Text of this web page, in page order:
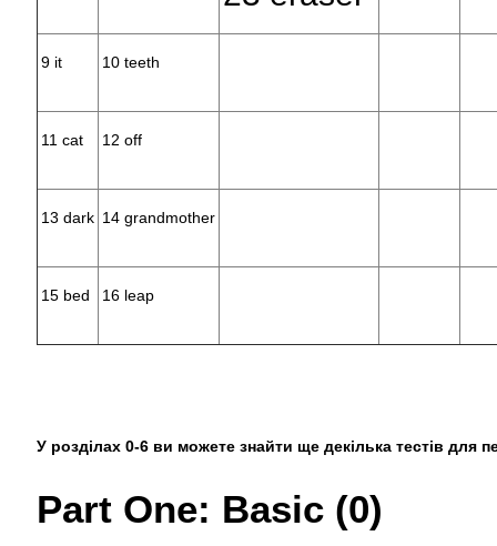
9 it 10 teeth
11 cat 12 off
13 dark 14 grandmother
15 bed 16 leap
У розділах 0-6 ви можете знайти ще декілька тестів для
Part One: Basic (0)